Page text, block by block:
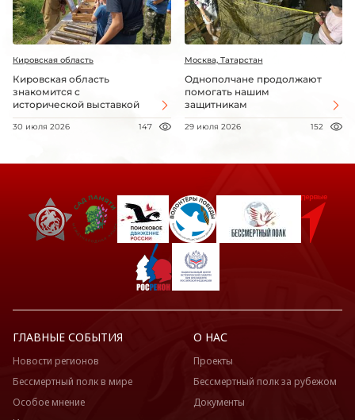
Кировская область
Кировская область
знакомится с
исторической выставкой
30 июля 2026 147
Москва, Татарстан
Однополчане продолжают
помогать нашим
защитникам
29 июля 2026 152
ГЛАВНЫЕ СОБЫТИЯ
Новости регионов
Бессмертный полк в мире
Особое мнение
О НАС
Проекты
Бессмертный полк за рубежом
Документы